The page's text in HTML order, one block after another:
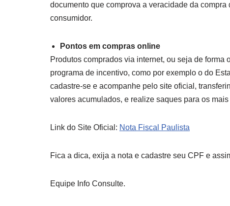
documento que comprova a veracidade da
consumidor.
Pontos em compras online
Produtos comprados via internet, ou seja de
programa de incentivo, como por exemplo o do
cadastre-se e acompanhe pelo site oficial,
valores acumulados, e realize saques para os
Link do Site Oficial: Nota Fiscal Paulista
Fica a dica, exija a nota e cadastre seu CPF e
Equipe Info Consulte.